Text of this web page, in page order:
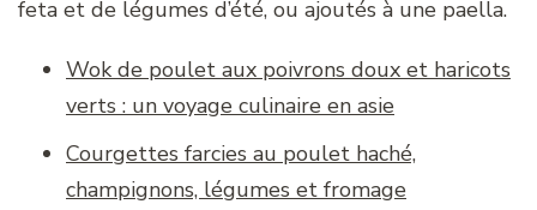
feta et de légumes d’été, ou ajoutés à une paella.
Wok de poulet aux poivrons doux et haricots
verts : un voyage culinaire en asie
Courgettes farcies au poulet haché,
champignons, légumes et fromage